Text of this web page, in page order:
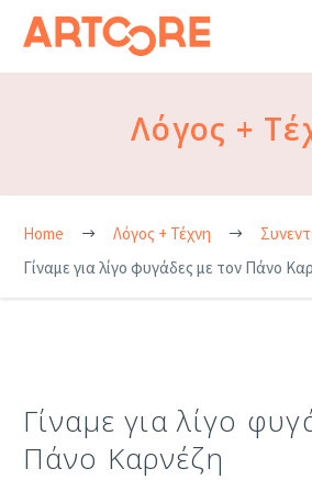
Λόγος +
Home Λόγος + Τέχνη
Γίναμε για λίγο φυγάδες με τον Πάνο
Γίναμε για λίγο
Πάνο Καρνέζη